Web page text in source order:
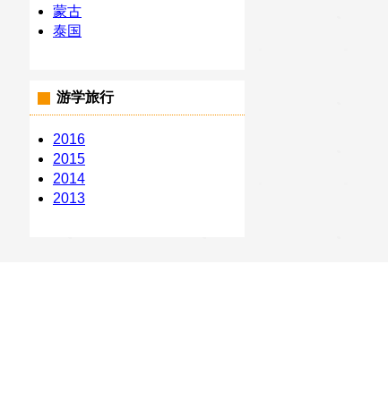
蒙古
泰国
游学旅行
2016
2015
2014
2013